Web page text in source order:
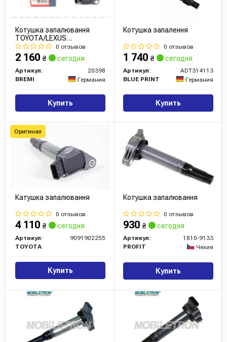
В нашем магазине вы можете найти широкий
автомобилей по конкурентным ценам.
Сайт: https://www.delphiautoparts.com/
Котушка запалювання
TOYOTA/LEXUS
Camry/RX/Avalon/Rav "3,5
"06>>
0 отзывов
2 160 ₴ сегодня
Артикул:
20398
BREMI
Германия
Купить
Котушка запалення
0 отзывов
1 740 ₴ сегодня
Артикул:
ADT314113
BLUE PRINT
Германия
Купить
Катушка запалювання
0 отзывов
4 110 ₴ сегодня
Артикул:
9091902255
TOYOTA
Купить
Оригинал
Котушка запалювання
0 отзывов
930 ₴ сегодня
Артикул:
1810-9133
PROFIT
Чехия
Купить